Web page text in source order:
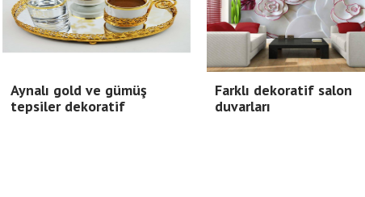
Aynalı gold ve gümüş
tepsiler dekoratif
Farklı dekoratif salon
duvarları